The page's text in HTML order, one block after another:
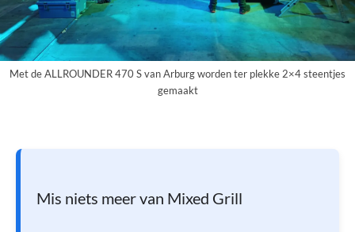
Met de ALLROUNDER 470 S van Arburg worden ter plekke 2×4 steentjes
gemaakt
Mis niets meer van Mixed Grill